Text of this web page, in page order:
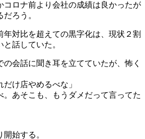
コロナ前より会社の成績は良かったが
ろう。
年対比を超えての黒字化は、現状２割
話していた。
の会話に聞き耳を立てていたが、怖く
だけ店やめるべな」
。あそこも、もうダメだって言ってた
始する。